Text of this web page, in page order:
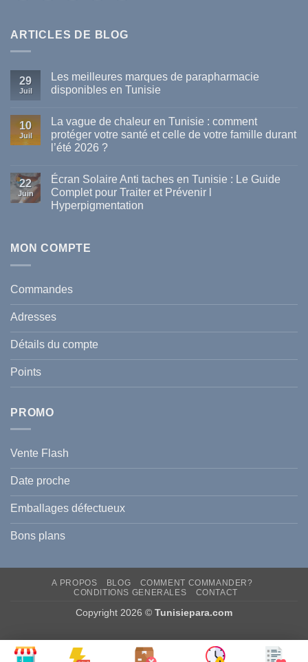
ARTICLES DE BLOG
29
Juil
Les meilleures marques de parapharmacie
disponibles en Tunisie
sur
meilleures
marques
disponibles
en
Tunisie
10
Juil
La vague de chaleur en Tunisie : comment
protéger votre santé et celle de votre famille durant
l’été 2026 ?
sur
La
vague
de
comment
et
celle
de
votre
famille
durant
l’été
2026
?
22
Juin
Écran Solaire Anti taches en Tunisie : Le Guide
Complet pour Traiter et Prévenir l
Hyperpigmentation
Écran
Solaire
Tunisie
Guide
pour
Traiter
Prévenir
MON COMPTE
Commandes
Adresses
Détails du compte
Points
PROMO
Vente Flash
Date proche
Emballages défectueux
Bons plans
A PROPOS BLOG
COMMENT COMMANDER?
CONDITIONS GENERALES
CONTACT
Copyright 2026 © Tunisiepara.com